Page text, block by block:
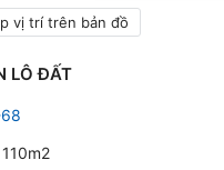
vị trí trên bản đồ
LÔ ĐẤT